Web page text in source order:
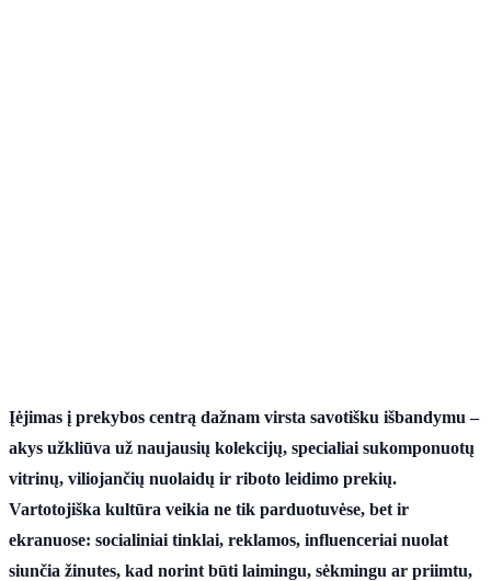
Įėjimas į prekybos centrą dažnam virsta savotišku išbandymu –
akys užkliūva už naujausių kolekcijų, specialiai sukomponuotų
vitrinų, viliojančių nuolaidų ir riboto leidimo prekių.
Vartotojiška kultūra veikia ne tik parduotuvėse, bet ir
ekranuose: socialiniai tinklai, reklamos, influenceriai nuolat
siunčia žinutes, kad norint būti laimingu, sėkmingu ar priimtu,